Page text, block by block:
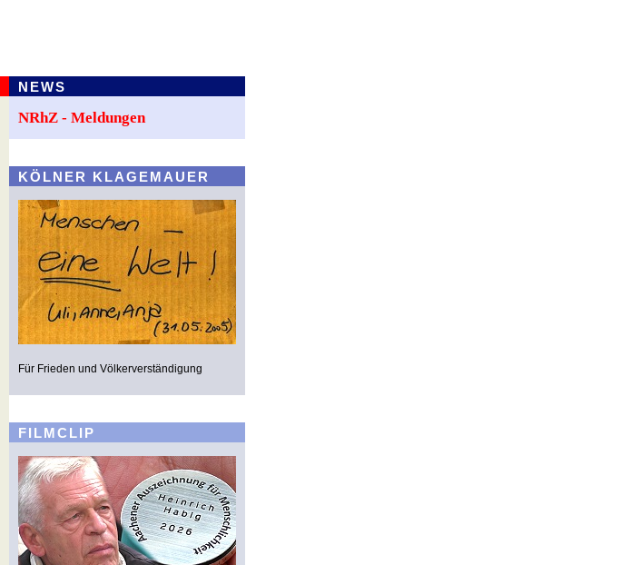
NEWS
NRhZ - Meldungen
KÖLNER KLAGEMAUER
Für Frieden und Völkerverständigung
FILMCLIP